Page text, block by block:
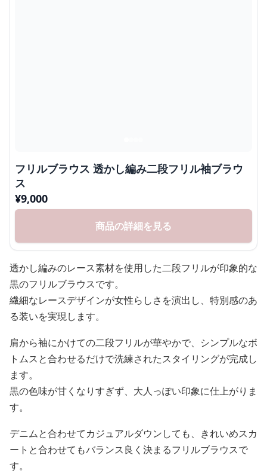
フリルブラウス 透かし編み二段フリル袖ブラウ
ス
¥9,000
商品の詳細を見る
透かし編みのレース素材を使用した二段フリルが印象的な
黒のフリルブラウスです。
繊細なレースデザインが女性らしさを演出し、特別感のあ
る装いを実現します。
肩から袖にかけての二段フリルが華やかで、シンプルなボ
トムスと合わせるだけで洗練されたスタイリングが完成し
ます。
黒の色味が甘くなりすぎず、大人っぽい印象に仕上がりま
す。
デニムと合わせてカジュアルダウンしても、きれいめスカ
ートと合わせてもバランス良く決まるフリルブラウスで
す。